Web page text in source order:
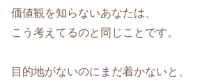
価値観を知らないあなたは、
こう考えてるのと同じことです。
目的地がないのにまだ着かないと、